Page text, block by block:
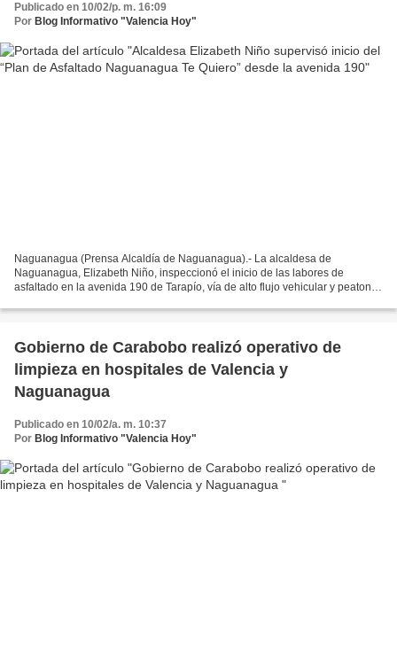
Publicado en 10/02/p. m. 16:09
Por Blog Informativo "Valencia Hoy"
Naguanagua (Prensa Alcaldía de Naguanagua).- La alcaldesa de
Naguanagua, Elizabeth Niño, inspeccionó el inicio de las labores de
asfaltado en la avenida 190 de Tarapío, vía de alto flujo vehicular y peatonal
Gobierno de Carabobo realizó operativo de
limpieza en hospitales de Valencia y
Naguanagua
Publicado en 10/02/a. m. 10:37
Por Blog Informativo "Valencia Hoy"